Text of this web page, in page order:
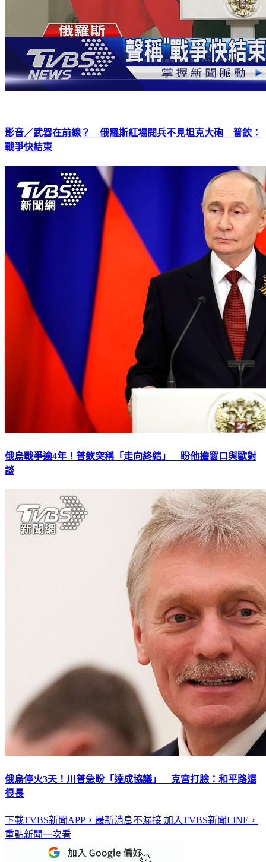
影音／武器在前線？ 俄羅斯紅場閱兵不見坦克大砲 普欽：
戰爭快結束
俄烏戰爭逾4年！普欽突稱「走向終結」 盼他擔窗口與歐對
談
俄烏停火3天！川普急盼「達成協議」 克宮打臉：和平路還
很長
下載TVBS新聞APP，最新消息不漏接 加入TVBS新聞LINE，
重點新聞一次看